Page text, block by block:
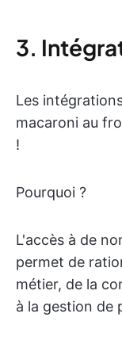
3.
Les
macaroni au
!
Pourquoi ?
L'accès à de
permet de
métier, de la
à la gestion de